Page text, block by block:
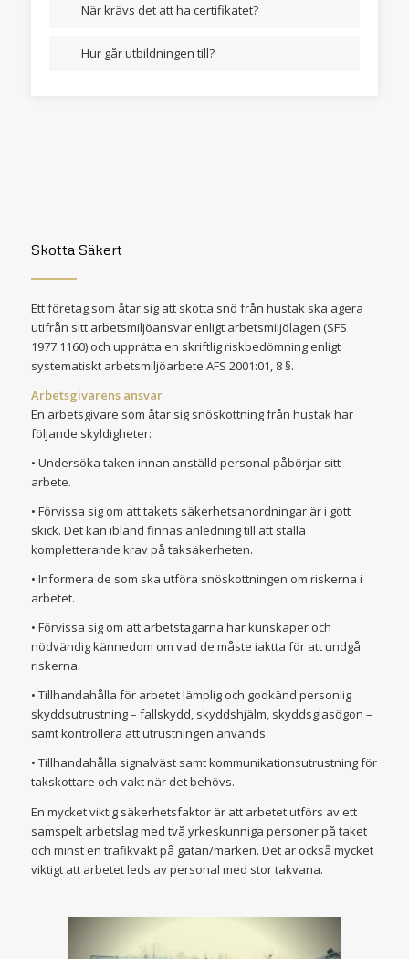
När krävs det att ha certifikatet?
Hur går utbildningen till?
Skotta Säkert
Ett företag som åtar sig att skotta snö från hustak ska agera
utifrån sitt arbetsmiljöansvar enligt arbetsmiljölagen (SFS
1977:1160) och upprätta en skriftlig riskbedömning enligt
systematiskt arbetsmiljöarbete AFS 2001:01, 8 §.
Arbetsgivarens ansvar
En arbetsgivare som åtar sig snöskottning från hustak har
följande skyldigheter:
• Undersöka taken innan anställd personal påbörjar sitt
arbete.
• Förvissa sig om att takets säkerhetsanordningar är i gott
skick. Det kan ibland finnas anledning till att ställa
kompletterande krav på taksäkerheten.
• Informera de som ska utföra snöskottningen om riskerna i
arbetet.
• Förvissa sig om att arbetstagarna har kunskaper och
nödvändig kännedom om vad de måste iaktta för att undgå
riskerna.
• Tillhandahålla för arbetet lämplig och godkänd personlig
skyddsutrustning – fallskydd, skyddshjälm, skyddsglasögon –
samt kontrollera att utrustningen används.
• Tillhandahålla signalväst samt kommunikationsutrustning för
takskottare och vakt när det behövs.
En mycket viktig säkerhetsfaktor är att arbetet utförs av ett
samspelt arbetslag med två yrkeskunniga personer på taket
och minst en trafikvakt på gatan/marken. Det är också mycket
viktigt att arbetet leds av personal med stor takvana.